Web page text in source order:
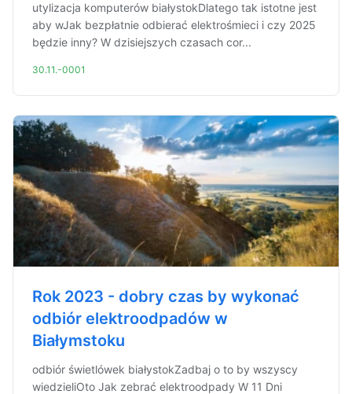
utylizacja komputerów białystokDlatego tak istotne jest
aby wJak bezpłatnie odbierać elektrośmieci i czy 2025
będzie inny? W dzisiejszych czasach cor...
30.11.-0001
Rok 2023 - dobry czas by wykonać
odbiór elektroodpadów w
Białymstoku
odbiór świetlówek białystokZadbaj o to by wszyscy
wiedzieliOto Jak zebrać elektroodpady W 11 Dni